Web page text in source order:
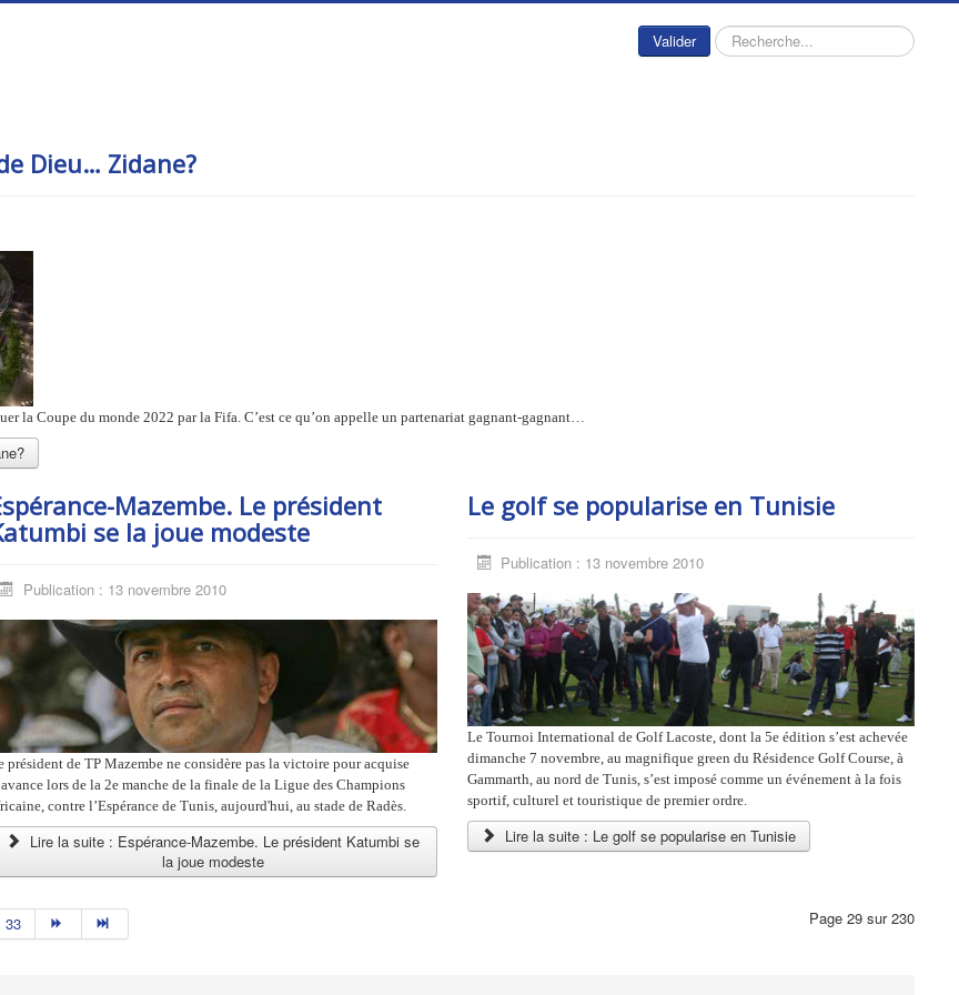
Valider Rechercher
Dieu… Zidane?
la Coupe du monde 2022 par la Fifa. C’est ce qu’on appelle un partenariat gagnant-gagnant…
Mazembe. Le président
se la joue modeste
Publication : 13 novembre 2010
président de TP Mazembe ne considère pas la victoire pour acquise
lors de la 2e manche de la finale de la Ligue des Champions
contre l’Espérance de Tunis, aujourd'hui, au stade de Radès.
Lire la suite : Espérance-Mazembe. Le président Katumbi se
la joue modeste
Le golf se popularise en Tunisie
Publication : 13 novembre 2010
Le Tournoi International de Golf Lacoste, dont la 5e édition s’est achevée
dimanche 7 novembre, au magnifique green du Résidence Golf Course, à
Gammarth, au nord de Tunis, s’est imposé comme un événement à la fois
sportif, culturel et touristique de premier ordre.
Lire la suite : Le golf se popularise en Tunisie
Page 29 sur 230
33